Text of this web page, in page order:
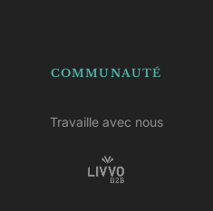
COMMUNAUTÉ
Travaille avec nous